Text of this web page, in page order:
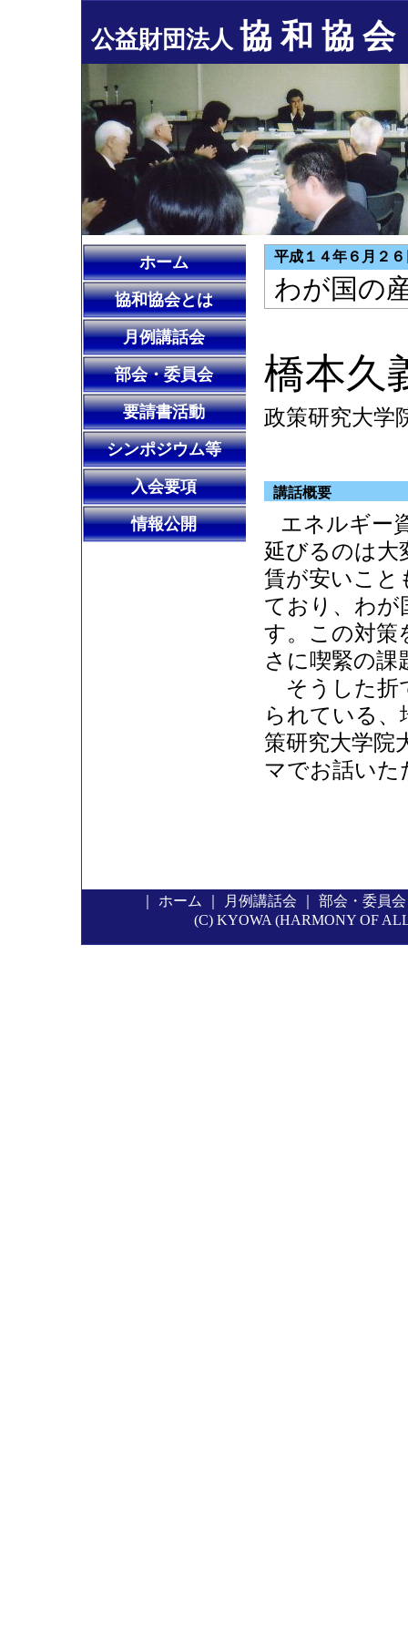
公益財団法人 協 和 協 会
ホーム
協和協会とは
月例講話会
部会・委員会
要請書活動
シンポジウム等
入会要項
情報公開
平成１４年６月２
わが国の
橋本久
政策研究大学
講話概要
エネルギー
延びるのは大
賃が安いこと
ており、わが
す。この対策
さに喫緊の課
そうした折
られている、
策研究大学院
マでお話いた
ホーム 月例講話会 部会・委員会
(C) KYOWA (HARMONY OF